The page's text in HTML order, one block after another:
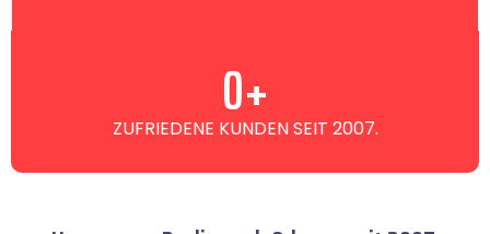
ZUFRIEDENE KUNDEN SEIT 2007.
0+